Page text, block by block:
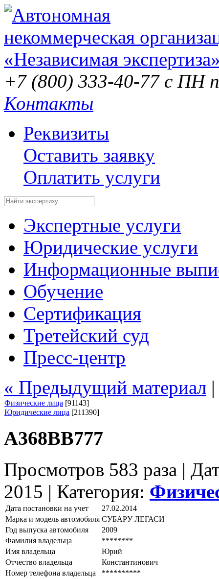
+7 (800) 333-40-77 с ПН
Контакты
Реквизиты
Оставить заявку
Оплатить услуги
Экспертные услуги
Юридические услуги
Информационные
Обучение
Сертификация
Третейский суд
Пресс-центр
« Предыдущий материал
Физические лица [91143]
Юридические лица [211390]
А368ВВ777
Просмотров 583 раза |
2015 | Категория:
Дата постановки на учет
27.02.2014
Марка и модель автомобиля СУБАРУ ЛЕГАСИ
Год выпуска автомобиля
2009
Фамилия владельца
********
Имя владельца
Юрий
Отчество владельца
Константинович
Номер телефона владельца
**********